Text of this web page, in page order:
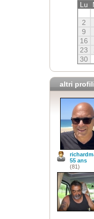
Lu
2
9
16
23
30
altri
55 ans
(81)